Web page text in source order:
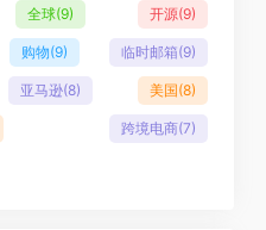
全球(9) 开源(9)
购物(9) 临时邮箱(9)
亚马逊(8) 美国(8)
跨境电商(7)